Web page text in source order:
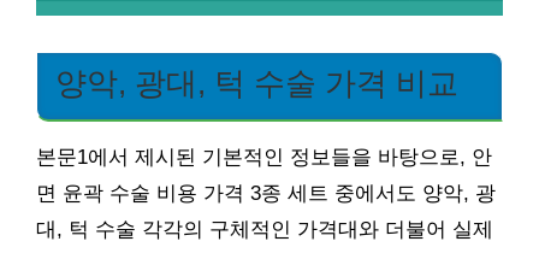
양악, 광대, 턱 수술 가격 비교
본문1에서 제시된 기본적인 정보들을 바탕으로, 안
면 윤곽 수술 비용 가격 3종 세트 중에서도 양악, 광
대, 턱 수술 각각의 구체적인 가격대와 더불어 실제